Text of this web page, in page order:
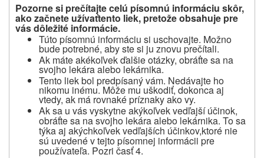
Pozorne si prečítajte celú písomnú informáciu skôr,
ako začnete užívaťtento liek, pretože obsahuje pre
vás dôležité informácie.
Túto písomnú informáciu si uschovajte. Možno
bude potrebné, aby ste si ju znovu prečítali.
Ak máte akékoľvek ďalšie otázky, obráťte sa na
svojho lekára alebo lekárnika.
Tento liek bol predpísaný vám. Nedávajte ho
nikomu inému. Môže mu uškodiť, dokonca aj
vtedy, ak má rovnaké príznaky ako vy.
Ak sa u vás vyskytne akýkoľvek vedľajší účinok,
obráťte sa na svojho lekára alebo lekárnika. To sa
týka aj akýchkoľvek vedľajších účinkov,ktoré nie
sú uvedené v tejto písomnej informácii pre
používateľa. Pozri časť 4.